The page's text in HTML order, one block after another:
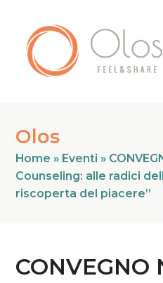
Olos
Home » Eventi »
Counseling: alle radici
riscoperta del piacere”
CONVEGNO